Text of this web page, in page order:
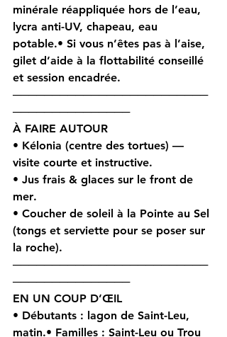
minérale réappliquée hors de l’eau,
lycra anti-UV, chapeau, eau
potable.• Si vous n’êtes pas à l’aise,
gilet d’aide à la flottabilité conseillé
et session encadrée.
─────────────────────────
───────────────
À FAIRE AUTOUR
• Kélonia (centre des tortues) —
visite courte et instructive.
• Jus frais & glaces sur le front de
mer.
• Coucher de soleil à la Pointe au Sel
(tongs et serviette pour se poser sur
la roche).
─────────────────────────
───────────────
EN UN COUP D’ŒIL
• Débutants : lagon de Saint-Leu,
matin.• Familles : Saint-Leu ou Trou